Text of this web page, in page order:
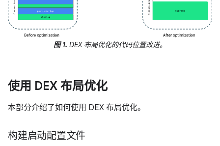
图 1. DEX 布局优化的代码位置改进。
使用 DEX 布局优化
本部分介绍了如何使用 DEX 布局优化。
构建启动配置文件